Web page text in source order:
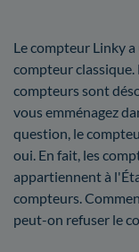
Le compteur Linky
compteur classique.
compteurs sont
vous emménagez
question, le
oui. En fait, les
appartiennent à
compteurs.
peut-on refuser le